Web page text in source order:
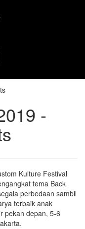
-
Kulture Festival
tema Back
perbedaan sambil
terbaik anak
pekan depan, 5-6